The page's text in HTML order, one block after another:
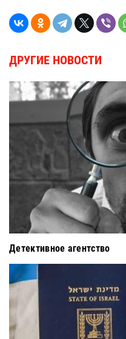
ДРУГИЕ НОВОСТИ
Детективное агентство